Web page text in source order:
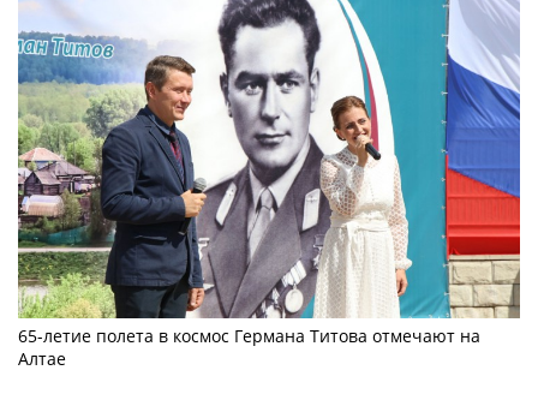
65-летие полета в космос Германа Титова отмечают на
Алтае